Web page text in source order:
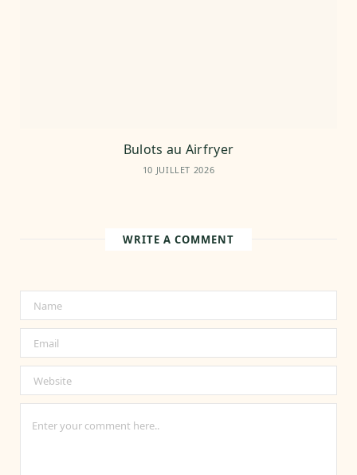
Bulots au Airfryer
10 JUILLET 2026
WRITE A COMMENT